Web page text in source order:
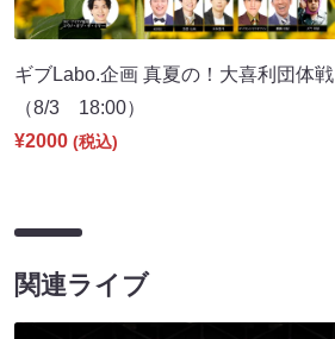
ギブLabo.企画 真夏の！大喜利団体戦
（8/3 18:00）
¥2000 (税込)
関連ライブ